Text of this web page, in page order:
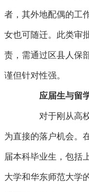
者，其外地配偶的工
女也可随迁。此类审
责，需通过区县人保
谨但针对性强。
应届生与留
对于刚从高校
为直接的落户机会。
届本科毕业生，包括
大学和华东师范大学